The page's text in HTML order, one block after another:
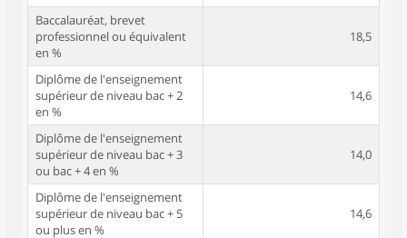
Baccalauréat, brevet
professionnel ou équivalent
en %
18,5
Diplôme de l'enseignement
supérieur de niveau bac + 2
en %
14,6
Diplôme de l'enseignement
supérieur de niveau bac + 3
ou bac + 4 en %
14,0
Diplôme de l'enseignement
supérieur de niveau bac + 5
ou plus en %
14,6